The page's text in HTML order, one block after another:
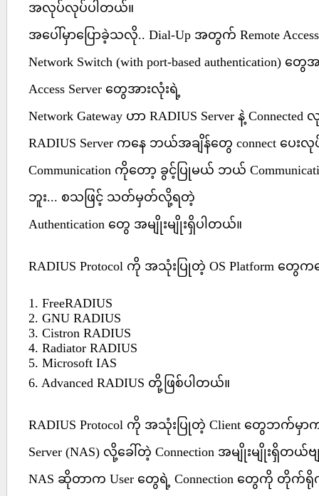
အလုပ်လုပ်ပါတယ်။
အပေါ်မှာပြောခဲ့သလို.. Dial-Up အတွက် Remote Access
Network Switch (with port-based authentication) တွ
Access Server တွေအားလုံးရဲ့
Network Gateway ဟာ RADIUS Server နဲ့
RADIUS Server ကနေ ဘယ်အချိန်တွေ connect ပ
Communication ကိုတော့ ခွင့်ပြုမယ် ဘယ်
ဘူး... စသဖြင့် သတ်မှတ်လို့ရတဲ့
Authentication တွေ အမျိုးမျိုးရှိပါတယ်။
RADIUS Protocol ကို အသုံးပြုတဲ့ OS Platform တွေ
1. FreeRADIUS
2. GNU RADIUS
3. Cistron RADIUS
4. Radiator RADIUS
5. Microsoft IAS
6. Advanced RADIUS တို့ဖြစ်ပါတယ်။
RADIUS Protocol ကို အသုံးပြုတဲ့ Client တွေဘက်မှာက
Server (NAS) လို့ခေါ်တဲ့ Connection အမျိုးမျိုးရှိတယ်ဗ
NAS ဆိုတာက User တွေရဲ့ Connection တွေကို တို